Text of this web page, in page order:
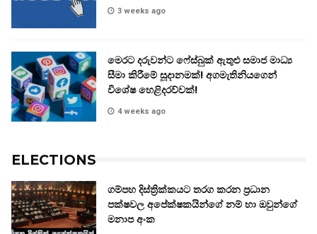
3 weeks ago
මෙරට දරුවන්ට ෆේස්බුක් ඇතුළු සමාජ මාධ්‍ය
සීමා කිරීමේ සූදානමක්! අගමැතිනියගෙන්
විශේෂ හෙළිදරව්වක්!
4 weeks ago
ELECTIONS
ගම්පහ දිස්ත්‍රික්කයට තරග කරන ප්‍රධාන
පක්ෂවල අපේක්ෂකයින්ගේ නම් හා ඔවුන්ගේ
මනාප අංක